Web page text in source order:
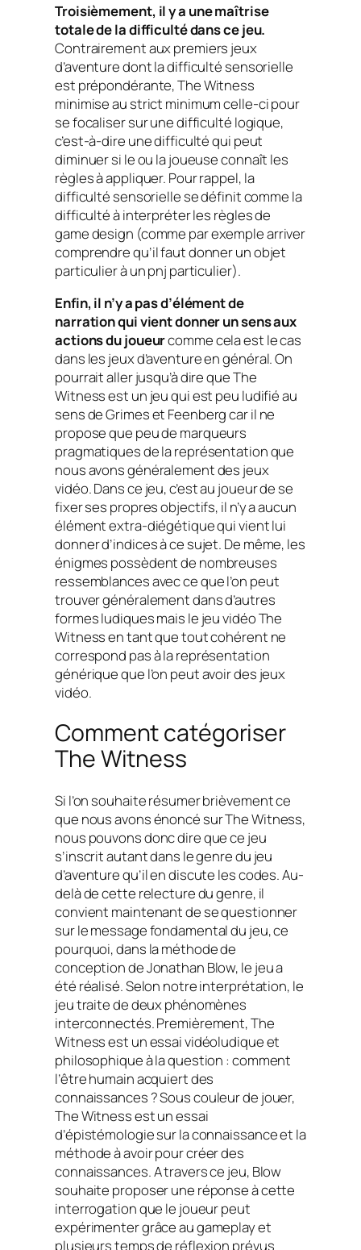
Troisièmement, il y a une maîtrise
totale de la difficulté dans ce jeu.
Contrairement aux premiers jeux
d’aventure dont la difficulté sensorielle
est prépondérante, The Witness
minimise au strict minimum celle-ci pour
se focaliser sur une difficulté logique,
c’est-à-dire une difficulté qui peut
diminuer si le ou la joueuse connaît les
règles à appliquer. Pour rappel, la
difficulté sensorielle se définit comme la
difficulté à interpréter les règles de
game design (comme par exemple arriver
comprendre qu’il faut donner un objet
particulier à un pnj particulier).
Enfin, il n’y a pas d’élément de
narration qui vient donner un sens aux
actions du joueurcomme cela est le cas
dans les jeux d’aventure en général. On
pourrait aller jusqu’à dire que The
Witness est un jeu qui est peu ludifié au
sens de Grimes et Feenberg car il ne
propose que peu de marqueurs
pragmatiques de la représentation que
nous avons généralement des jeux
vidéo. Dans ce jeu, c’est au joueur de se
fixer ses propres objectifs, il n’y a aucun
élément extra-diégétique qui vient lui
donner d’indices à ce sujet. De même, les
énigmes possèdent de nombreuses
ressemblances avec ce que l’on peut
trouver généralement dans d’autres
formes ludiques mais le jeu vidéo The
Witness en tant que tout cohérent ne
correspond pas à la représentation
générique que l’on peut avoir des jeux
vidéo.
Comment catégoriser
The Witness
Si l’on souhaite résumer brièvement ce
que nous avons énoncé sur The Witness,
nous pouvons donc dire que ce jeu
s’inscrit autant dans le genre du jeu
d’aventure qu’il en discute les codes. Au-
delà de cette relecture du genre, il
convient maintenant de se questionner
sur le message fondamental du jeu, ce
pourquoi, dans la méthode de
conception de Jonathan Blow, le jeu a
été réalisé. Selon notre interprétation, le
jeu traite de deux phénomènes
interconnectés. Premièrement, The
Witness est un essai vidéoludique et
philosophique à la question : comment
l’être humain acquiert des
connaissances ? Sous couleur de jouer,
The Witness est un essai
d’épistémologie sur la connaissance et la
méthode à avoir pour créer des
connaissances. A travers ce jeu, Blow
souhaite proposer une réponse à cette
interrogation que le joueur peut
expérimenter grâce au gameplay et
plusieurs temps de réflexion prévus